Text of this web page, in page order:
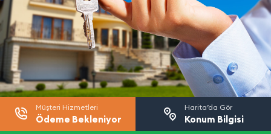
Müşteri Hizmetleri
Ödeme Bekleniyor
Harita’da Gör
Konum Bilgisi